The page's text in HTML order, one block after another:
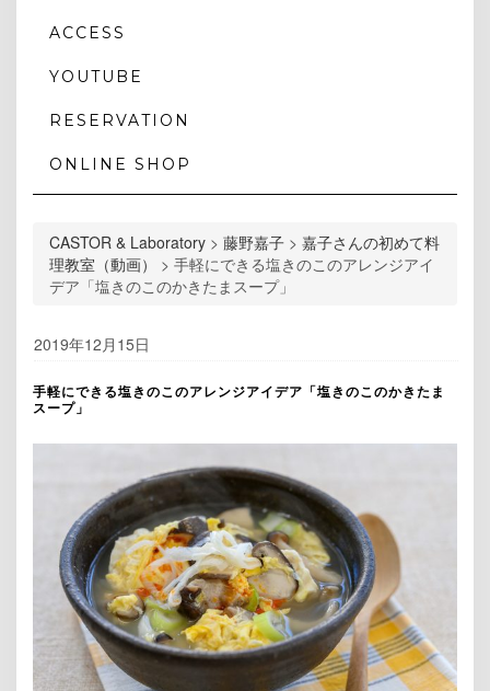
ACCESS
YOUTUBE
RESERVATION
ONLINE SHOP
CASTOR & Laboratory > 藤野嘉子 > 嘉子さんの初めて料
理教室（動画）
> 手軽にできる塩きのこのアレンジアイ
デア「塩きのこのかきたまスープ」
2019年12月15日
手軽にできる塩きのこのアレンジアイデア「塩きのこのかきたま
スープ」